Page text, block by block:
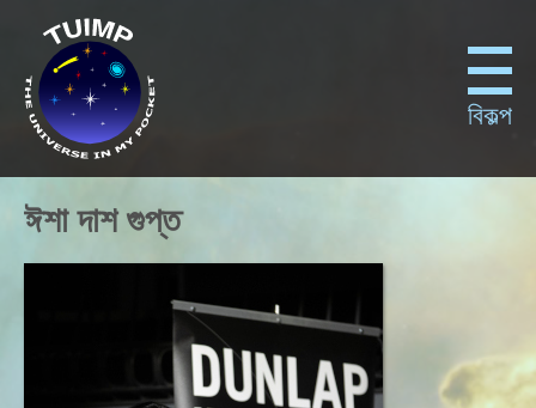
বিকল্প
ঈশা দাশ গুপ্ত